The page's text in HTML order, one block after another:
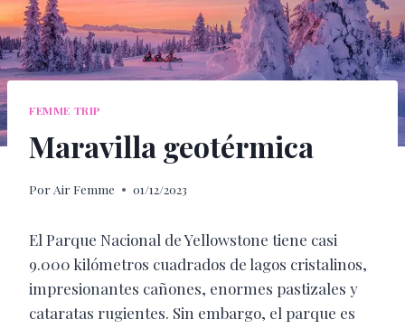
FEMME TRIP
Maravilla geotérmica
Por Air Femme 01/12/2023
El Parque Nacional de Yellowstone tiene casi
9.000 kilómetros cuadrados de lagos cristalinos,
impresionantes cañones, enormes pastizales y
cataratas rugientes. Sin embargo, el parque es